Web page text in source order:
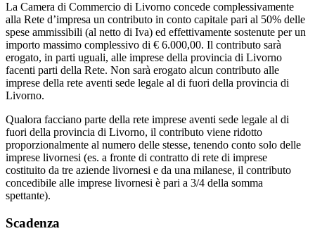
La Camera di Commercio di Livorno concede complessivamente
alla Rete d’impresa un contributo in conto capitale pari al 50% delle
spese ammissibili (al netto di Iva) ed effettivamente sostenute per un
importo massimo complessivo di € 6.000,00. Il contributo sarà
erogato, in parti uguali, alle imprese della provincia di Livorno
facenti parti della Rete. Non sarà erogato alcun contributo alle
imprese della rete aventi sede legale al di fuori della provincia di
Livorno.
Qualora facciano parte della rete imprese aventi sede legale al di
fuori della provincia di Livorno, il contributo viene ridotto
proporzionalmente al numero delle stesse, tenendo conto solo delle
imprese livornesi (es. a fronte di contratto di rete di imprese
costituito da tre aziende livornesi e da una milanese, il contributo
concedibile alle imprese livornesi è pari a 3/4 della somma
spettante).
Scadenza